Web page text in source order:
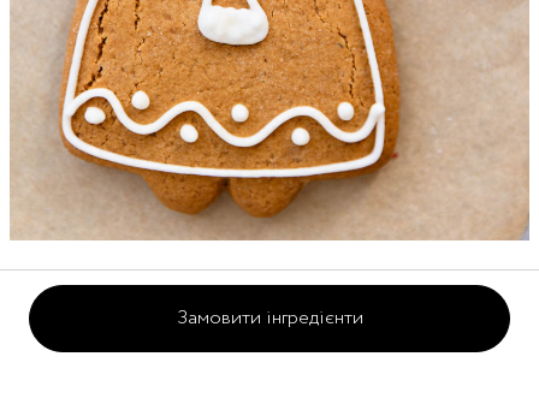
Замовити інгредієнти
40 хвилин 5 порцій
Різдвяний пряник